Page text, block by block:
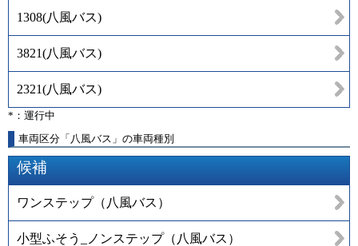
1308(八風バス)
3821(八風バス)
2321(八風バス)
*：運行中
車両区分「八風バス」の車両種別
候補
ワンステップ（八風バス）
小型ふそう_ノンステップ（八風バス）